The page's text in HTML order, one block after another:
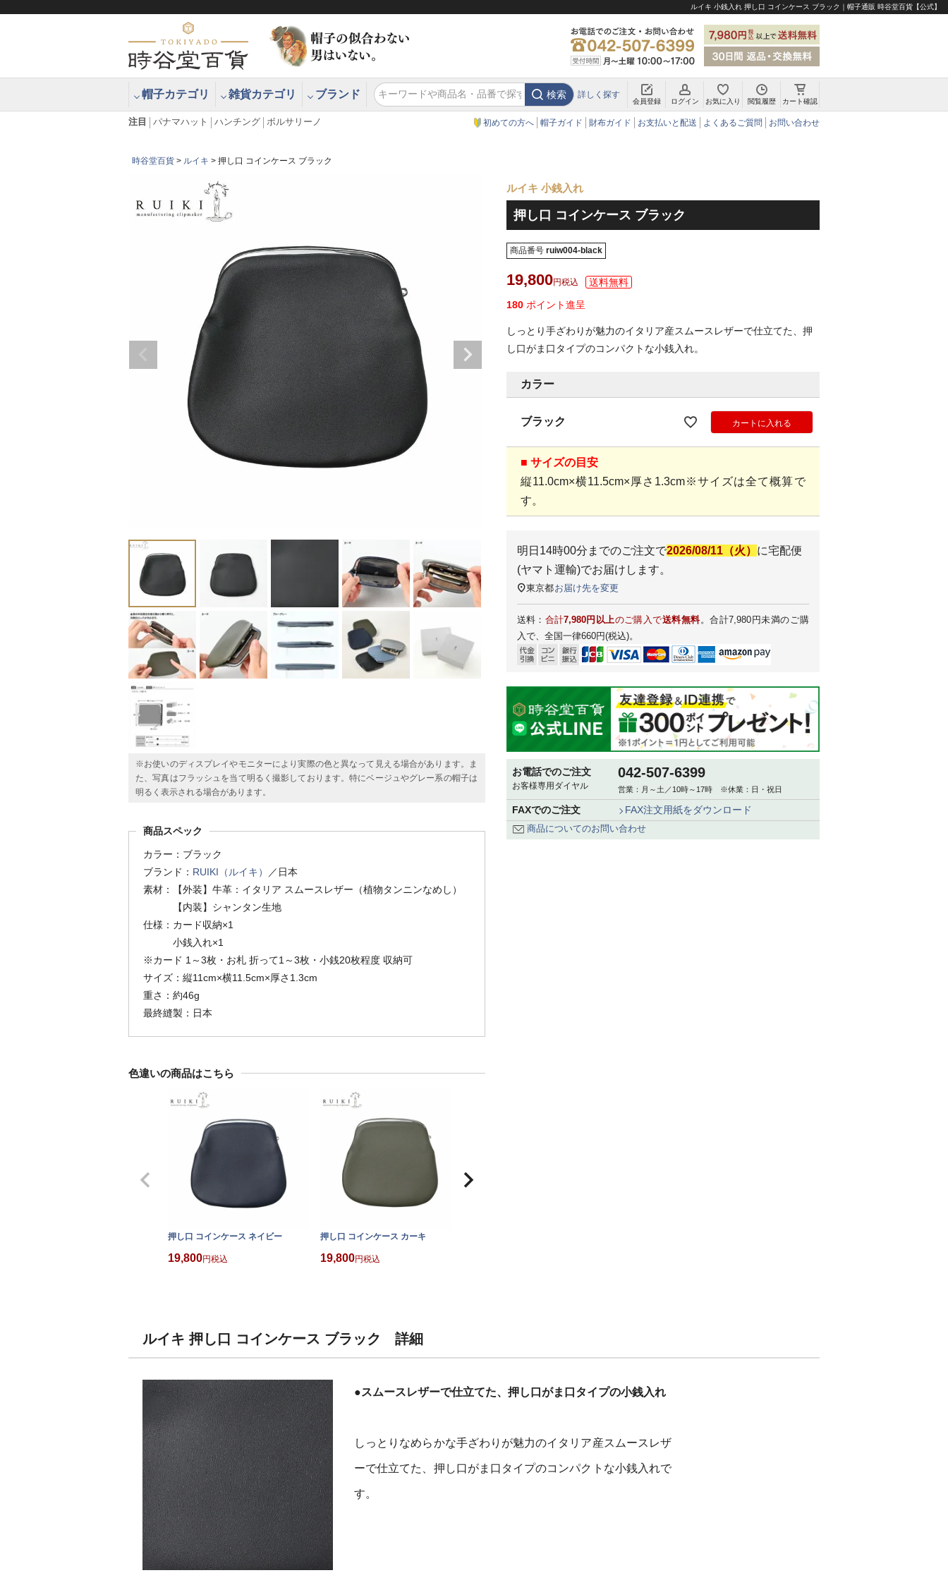
ルイキ 小銭入れ 押し口 コインケース ブラック｜帽子通販 時谷堂百貨【公式】
帽子カテゴリ 雑貨カテゴリ ブランド 検索 詳しく探す
会員登録 ログイン お気に入り 閲覧履歴 カート確認
注目 パナマハット ハンチング ボルサリーノ 初めての方へ 帽子ガイド 財布ガイド お支払いと配送 よくあるご質問 お問い合わせ
時谷堂百貨 ルイキ 押し口 コインケース ブラック
※お使いのディスプレイやモニターにより実際の色と異なって見える場合があります。ま
た、写真はフラッシュを当て明るく撮影しております。特にベージュやグレー系の帽子は
明るく表示される場合があります。
商品スペック
カラー：ブラック
ブランド： RUIKI（ルイキ）
／日本
素材：【外装】牛革：イタリア スムースレザー（植物タンニンなめし）
【内装】シャンタン生地
仕様：カード収納×1
小銭入れ×1
※カード 1～3枚・お札 折って1～3枚・小銭20枚程度 収納可
サイズ：縦11cm×横11.5cm×厚さ1.3cm
重さ：約46g
最終縫製：日本
色違いの商品はこちら
押し口 コインケース ネイビー
19,800 税込
押し口 コインケース カーキ
19,800 税込
ルイキ 小銭入れ
押し口 コインケース ブラック
商品番号 ruiw004-black
19,800 税込
180 ポイント進呈
しっとり手ざわりが魅力のイタリア産スムースレザーで仕立てた、押
し口がま口タイプのコンパクトな小銭入れ。
カラー
ブラック カートに入れる
■ サイズの目安
縦11.0cm×横11.5cm×厚さ1.3cm※サイズは全て概算で
す。
明日 14時00分 までのご注文で2026/08/11（火） に宅配便
(ヤマト運輸)でお届けします。
東京都お届け先を変更
送料： 合計7,980円以上のご購入で送料無料。合計7,980円未満のご購
入で、全国一律660円(税込)。
お電話でのご注文
お客様専用ダイヤル
042-507-6399
営業：月～土／10時～17時 ※休業：日・祝日
FAXでのご注文 FAX注文用紙をダウンロード
商品についてのお問い合わせ
ルイキ 押し口 コインケース ブラック 詳細
●スムースレザーで仕立てた、押し口がま口タイプの小銭入れ
しっとりなめらかな手ざわりが魅力のイタリア産スムースレザ
ーで仕立てた、押し口がま口タイプのコンパクトな小銭入れで
す。